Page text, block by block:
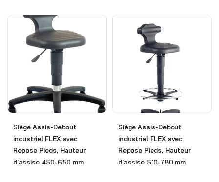
Siège Assis-Debout
industriel FLEX avec
Repose Pieds, Hauteur
d'assise 450-650 mm
Siège Assis-Debout
industriel FLEX avec
Repose Pieds, Hauteur
d'assise 510-780 mm